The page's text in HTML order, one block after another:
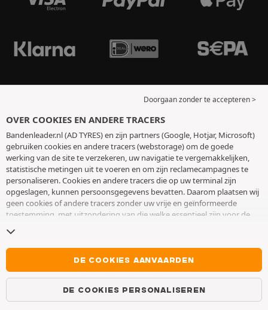
Doorgaan zonder te accepteren >
OVER COOKIES EN ANDERE TRACERS
Bandenleader.nl (AD TYRES) en zijn partners (Google, Hotjar, Microsoft)
gebruiken cookies en andere tracers (webstorage) om de goede
werking van de site te verzekeren, uw navigatie te vergemakkelijken,
statistische metingen uit te voeren en om zijn reclamecampagnes te
personaliseren. Cookies en andere tracers die op uw terminal zijn
opgeslagen, kunnen persoonsgegevens bevatten. Daarom plaatsen wij
geen cookies of andere tracers zonder uw vrije en geïnformeerde
toestemming, met uitzondering van die welke essentieel zijn voor de
toestemming op elk moment intrekken door naar de pagina over
cookies en andere tracerste gaan. U kunt ervoor kiezen om verder te
surfen zonder het deponeren van cookies of andere tracers te
aanvaarden. Weigering verhindert de toegang tot diensten niet AD
TYRES. Voor meer informatie,
DE COOKIES AANVAARDEN
DE COOKIES PERSONALISEREN